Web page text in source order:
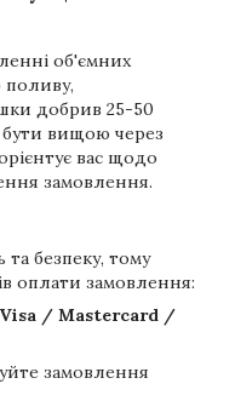
об'ємних
поливу,
добрив 25-50
бути вищою через
вас щодо
замовлення.
безпеку, тому
оплати замовлення:
/ Mastercard /
замовлення